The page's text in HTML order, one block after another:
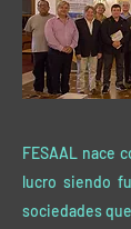
FESAAL nace
lucro siendo
sociedades